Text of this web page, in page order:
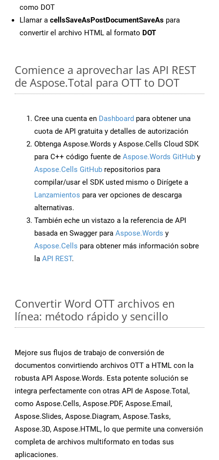
como DOT
Llamar a cellsSaveAsPostDocumentSaveAs para
convertir el archivo HTML al formato DOT
Comience a aprovechar las API REST
de Aspose.Total para OTT to DOT
Cree una cuenta en Dashboard para obtener una
cuota de API gratuita y detalles de autorización
Obtenga Aspose.Words y Aspose.Cells Cloud SDK
para C++ código fuente de Aspose.Words GitHub y
Aspose.Cells GitHub repositorios para
compilar/usar el SDK usted mismo o Dirígete a
Lanzamientos para ver opciones de descarga
alternativas.
También eche un vistazo a la referencia de API
basada en Swagger para Aspose.Words y
Aspose.Cells para obtener más información sobre
la API REST.
Convertir Word OTT archivos en
línea: método rápido y sencillo
Mejore sus flujos de trabajo de conversión de
documentos convirtiendo archivos OTT a HTML con la
robusta API Aspose.Words. Esta potente solución se
integra perfectamente con otras API de Aspose.Total,
como Aspose.Cells, Aspose.PDF, Aspose.Email,
Aspose.Slides, Aspose.Diagram, Aspose.Tasks,
Aspose.3D, Aspose.HTML, lo que permite una conversión
completa de archivos multiformato en todas sus
aplicaciones.